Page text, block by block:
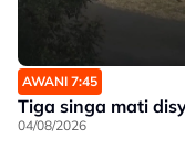
AWANI 7:45
Tiga singa mati
04/08/2026